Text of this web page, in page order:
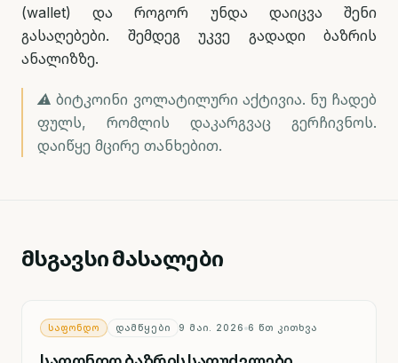
(wallet) და როგორ უნდა დაიცვა შენი
გასაღებები. შემდეგ უკვე გადადი ბაზრის
ანალიზზე.
⚠️ ბიტკოინი ვოლატილური აქტივია. ნუ ჩადებ
ფულს, რომლის დაკარგვაც გერჩივნოს.
დაიწყე მცირე თანხებით.
მსგავსი მასალები
ᲡᲐᲤᲝᲜᲓᲝ ᲓᲐᲛᲬᲧᲔᲑᲘ 9 ᲛᲐᲘ. 2026 6 ᲬᲗ ᲙᲘᲗᲮᲕᲐ